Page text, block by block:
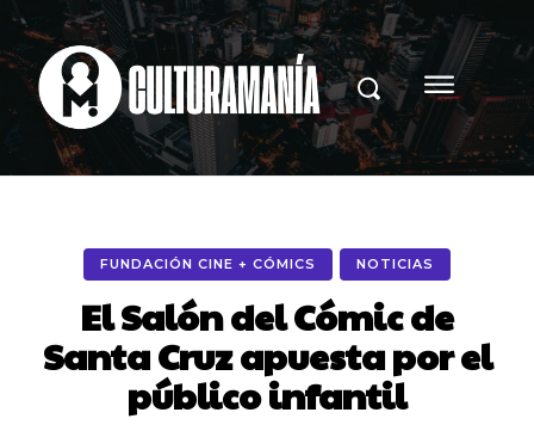
FUNDACIÓN CINE + CÓMICS NOTICIAS
El Salón del Cómic de
Santa Cruz apuesta por el
público infantil